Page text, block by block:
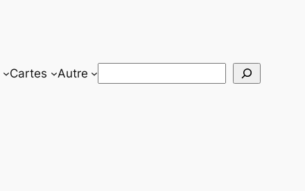
Cartes Autre Rechercher